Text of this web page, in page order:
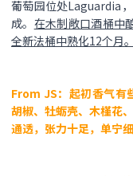
葡萄园位处Laguardia
成。 在木制敞口酒桶中
全新法桶中熟化12个月。
From JS：起初香气有
胡椒、牡蛎壳、木槿花
通透，张力十足，单宁